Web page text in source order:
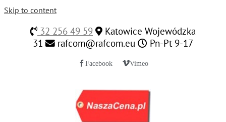
Skip to content
32 256 49 59
Katowice Wojewódzka
31
rafcom@rafcom.eu Pn-Pt 9-17
Facebook Vimeo